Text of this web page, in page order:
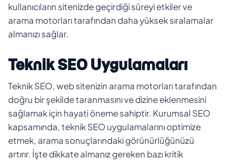
kullanıcıların sitenizde geçirdiği süreyi etkiler ve
arama motorları tarafından daha yüksek sıralamalar
almanızı sağlar.
Teknik SEO Uygulamaları
Teknik SEO, web sitenizin arama motorları tarafından
doğru bir şekilde taranmasını ve dizine eklenmesini
sağlamak için hayati öneme sahiptir. Kurumsal SEO
kapsamında, teknik SEO uygulamalarını optimize
etmek, arama sonuçlarındaki görünürlüğünüzü
artırır. İşte dikkate almanız gereken bazı kritik